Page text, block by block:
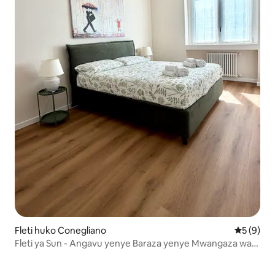
Fleti huko Conegliano
5 (9)
Fleti ya Sun - Angavu yenye Baraza yenye Mwangaza wa